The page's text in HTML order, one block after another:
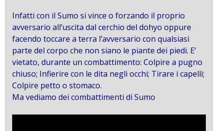
Infatti con il Sumo si vince o forzando il proprio
avversario all’uscita dal cerchio del dohyo oppure
facendo toccare a terra l’avversario con qualsiasi
parte del corpo che non siano le piante dei piedi. E’
vietato, durante un combattimento: Colpire a pugno
chiuso; Infierire con le dita negli occhi; Tirare i capelli;
Colpire petto o stomaco.
Ma vediamo dei combattimenti di Sumo